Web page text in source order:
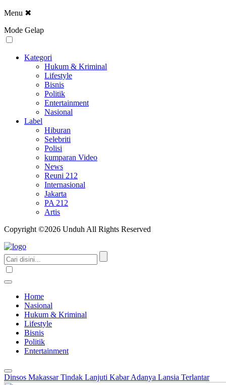
Menu ✖
Mode Gelap
Kategori
Hukum & Kriminal
Lifestyle
Bisnis
Politik
Entertainment
Nasional
Label
Hiburan
Selebriti
Polisi
kumparan Video
News
Reuni 212
Internasional
Jakarta
PA 212
Artis
Copyright ©2026 Unduh All Rights Reserved
Home
Nasional
Hukum & Kriminal
Lifestyle
Bisnis
Politik
Entertainment
Dinsos Makassar Tindak Lanjuti Kabar Adanya Lansia Terlantar